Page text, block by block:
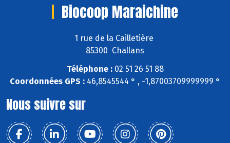
Biocoop Maraichine
1 rue de la Cailletière
85300 Challans
Téléphone :02 51 26 51 88
Coordonnées GPS : 46,8545544 ° , -1,87003709999999 °
Nous suivre sur